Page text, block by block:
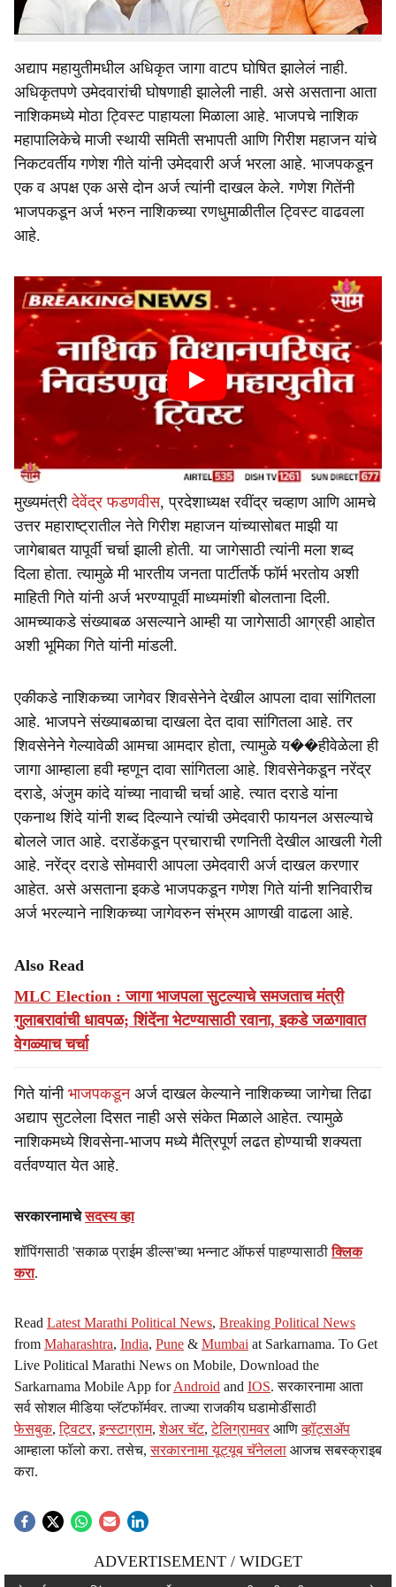
सुटलेला दिसत नाही असे संकेत आता मिळाले आहेत.
अद्याप महायुतीमधील अधिकृत जागा वाटप घोषित झालेलं नाही.
अधिकृतपणे उमेदवारांची घोषणाही झालेली नाही. असे असताना आता
नाशिकमध्ये मोठा ट्विस्ट पाहायला मिळाला आहे. भाजपचे नाशिक
महापालिकेचे माजी स्थायी समिती सभापती आणि गिरीश महाजन यांचे
निकटवर्तीय गणेश गीते यांनी उमेदवारी अर्ज भरला आहे. भाजपकडून
एक व अपक्ष एक असे दोन अर्ज त्यांनी दाखल केले. गणेश गितेंनी
भाजपकडून अर्ज भरुन नाशिकच्या रणधुमाळीतील ट्विस्ट वाढवला
आहे.
मुख्यमंत्रीदेवेंद्र फडणवीस, प्रदेशाध्यक्ष रवींद्र चव्हाण आणि आमचे
उत्तर महाराष्ट्रातील नेते गिरीश महाजन यांच्यासोबत माझी या
जागेबाबत यापूर्वी चर्चा झाली होती. या जागेसाठी त्यांनी मला शब्द
दिला होता. त्यामुळे मी भारतीय जनता पार्टीतर्फे फॉर्म भरतोय अशी
माहिती गिते यांनी अर्ज भरण्यापूर्वी माध्यमांशी बोलताना दिली.
आमच्याकडे संख्याबळ असल्याने आम्ही या जागेसाठी आग्रही आहोत
अशी भूमिका गिते यांनी मांडली.
एकीकडे नाशिकच्या जागेवर शिवसेनेने देखील आपला दावा सांगितला
आहे. भाजपने संख्याबळाचा दाखला देत दावा सांगितला आहे. तर
शिवसेनेने गेल्यावेळी आमचा आमदार होता, त्यामुळे य��हीवेळेला ही
जागा आम्हाला हवी म्हणून दावा सांगितला आहे. शिवसेनेकडून नरेंद्र
दराडे, अंजुम कांदे यांच्या नावाची चर्चा आहे. त्यात दराडे यांना
एकनाथ शिंदे यांनी शब्द दिल्याने त्यांची उमेदवारी फायनल असल्याचे
बोलले जात आहे. दराडेंकडून प्रचाराची रणनिती देखील आखली गेली
आहे. नरेंद्र दराडे सोमवारी आपला उमेदवारी अर्ज दाखल करणार
आहेत. असे असताना इकडे भाजपकडून गणेश गिते यांनी शनिवारीच
अर्ज भरल्याने नाशिकच्या जागेवरुन संभ्रम आणखी वाढला आहे.
Also Read
MLC Election : जागा भाजपला सुटल्याचे समजताच मंत्री
गुलाबरावांची धावपळ; शिंदेंना भेटण्यासाठी रवाना, इकडे जळगावात
वेगळ्याच चर्चा
गिते यांनीभाजपकडूनअर्ज दाखल केल्याने नाशिकच्या जागेचा तिढा
अद्याप सुटलेला दिसत नाही असे संकेत मिळाले आहेत. त्यामुळे
नाशिकमध्ये शिवसेना-भाजप मध्ये मैत्रिपूर्ण लढत होण्याची शक्यता
वर्तवण्यात येत आहे.
सरकारनामाचेसदस्य व्हा
शॉपिंगसाठी 'सकाळ प्राईम डील्स'च्या भन्नाट ऑफर्स पाहण्यासाठीक्लिक
करा.
Read Latest Marathi Political News, Breaking Political News
from Maharashtra, India, Pune & Mumbai at Sarkarnama. To Get
Live Political Marathi News on Mobile, Download the
Sarkarnama Mobile App forAndroid and IOS. सरकारनामा आता
सर्व सोशल मीडिया प्लॅटफॉर्मवर. ताज्या राजकीय घडामोडींसाठी
फेसबुक,ट्विटर,इन्स्टाग्राम,शेअर चॅट,टेलिग्रामवर आणिव्हॉट्सॲप
आम्हाला फॉलो करा. तसेच,सरकारनामा यूट्यूब चॅनेलला आजच सबस्क्राइब
करा.
ADVERTISEMENT / WIDGET